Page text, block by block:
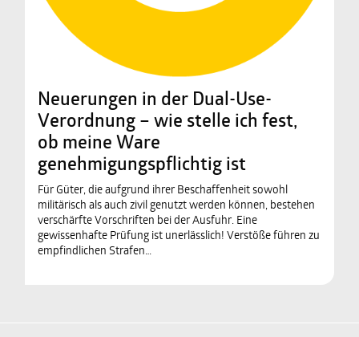
Neuerungen in der Dual-Use-
Verordnung – wie stelle ich fest,
ob meine Ware
genehmigungspflichtig ist
Für Güter, die aufgrund ihrer Beschaffenheit sowohl
militärisch als auch zivil genutzt werden können, bestehen
verschärfte Vorschriften bei der Ausfuhr. Eine
gewissenhafte Prüfung ist unerlässlich! Verstöße führen zu
empfindlichen Strafen…